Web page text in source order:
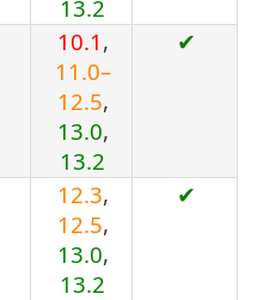
13.2
10.1 ,
11.0–
12.5,
13.0,
13.2
✔
12.3,
12.5,
13.0,
13.2
✔